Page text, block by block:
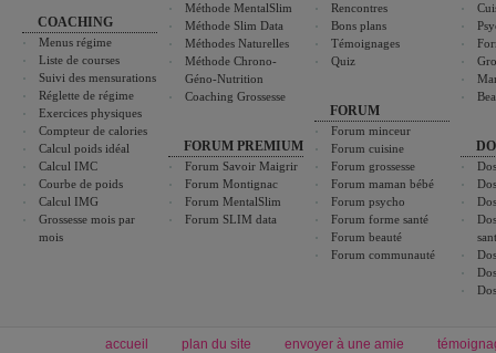
COACHING
Menus régime
Liste de courses
Suivi des mensurations
Réglette de régime
Exercices physiques
Compteur de calories
Calcul poids idéal
Calcul IMC
Courbe de poids
Calcul IMG
Grossesse mois par
mois
Méthode MentalSlim
Méthode Slim Data
Méthodes Naturelles
Méthode Chrono-
Géno-Nutrition
Coaching Grossesse
FORUM PREMIUM
Forum Savoir Maigrir
Forum Montignac
Forum MentalSlim
Forum SLIM data
Rencontres
Bons plans
Témoignages
Quiz
FORUM
Forum minceur
Forum cuisine
Forum grossesse
Forum maman bébé
Forum psycho
Forum forme santé
Forum beauté
Forum communauté
accueil plan du site envoyer à une amie